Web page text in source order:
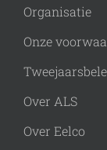
Organisatie
Onze
Over ALS
Over Eelco